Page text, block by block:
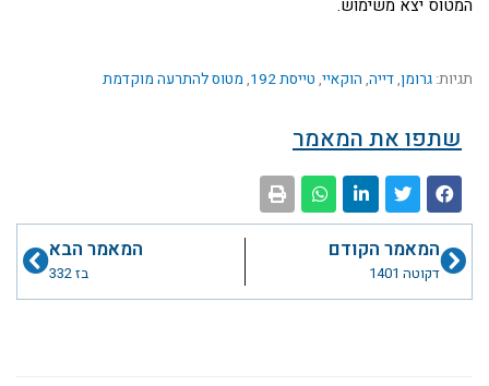
המטוס יצא משימוש.
תגיות: גרומן,דייה, הוקאיי, טייסת 192 , מטוס להתרעה מוקדמת
שתפו את המאמר
קודםהמאמר הקודם
דקוטה 1401
המאמר הבא
בז 332
הבא